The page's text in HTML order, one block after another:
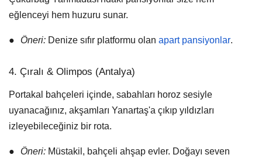
eğlenceyi hem huzuru sunar.
● Öneri: Denize sıfır platformu olan apart pansiyonlar.
4. Çıralı & Olimpos (Antalya)
Portakal bahçeleri içinde, sabahları horoz sesiyle
uyanacağınız, akşamları Yanartaş'a çıkıp yıldızları
izleyebileceğiniz bir rota.
● Öneri: Müstakil, bahçeli ahşap evler. Doğayı seven